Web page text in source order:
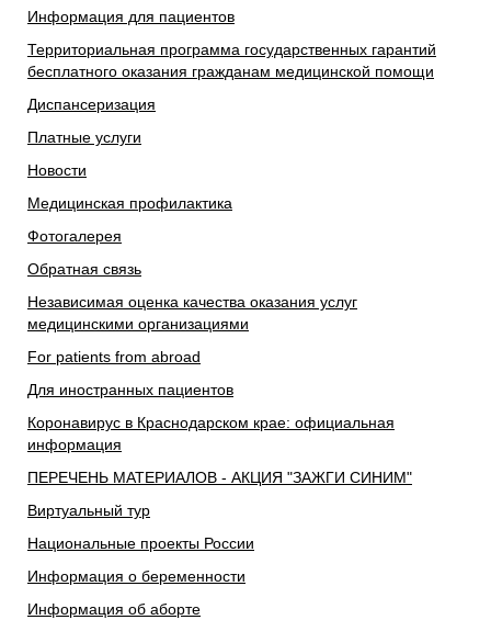
Информация для пациентов
Территориальная программа государственных гарантий
бесплатного оказания гражданам медицинской помощи
Диспансеризация
Платные услуги
Новости
Медицинская профилактика
Фотогалерея
Обратная связь
Независимая оценка качества оказания услуг
медицинскими организациями
For patients from abroad
Для иностранных пациентов
Коронавирус в Краснодарском крае: официальная
информация
ПЕРЕЧЕНЬ МАТЕРИАЛОВ - АКЦИЯ "ЗАЖГИ СИНИМ"
Виртуальный тур
Национальные проекты России
Информация о беременности
Информация об аборте